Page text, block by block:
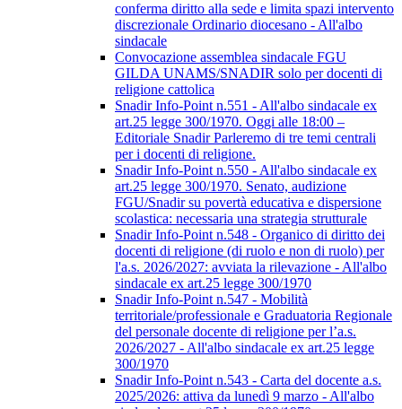
conferma diritto alla sede e limita spazi intervento
discrezionale Ordinario diocesano - All'albo
sindacale
Convocazione assemblea sindacale FGU
GILDA UNAMS/SNADIR solo per docenti di
religione cattolica
Snadir Info-Point n.551 - All'albo sindacale ex
art.25 legge 300/1970. Oggi alle 18:00 –
Editoriale Snadir Parleremo di tre temi centrali
per i docenti di religione.
Snadir Info-Point n.550 - All'albo sindacale ex
art.25 legge 300/1970. Senato, audizione
FGU/Snadir su povertà educativa e dispersione
scolastica: necessaria una strategia strutturale
Snadir Info-Point n.548 - Organico di diritto dei
docenti di religione (di ruolo e non di ruolo) per
l'a.s. 2026/2027: avviata la rilevazione - All'albo
sindacale ex art.25 legge 300/1970
Snadir Info-Point n.547 - Mobilità
territoriale/professionale e Graduatoria Regionale
del personale docente di religione per l’a.s.
2026/2027 - All'albo sindacale ex art.25 legge
300/1970
Snadir Info-Point n.543 - Carta del docente a.s.
2025/2026: attiva da lunedì 9 marzo - All'albo